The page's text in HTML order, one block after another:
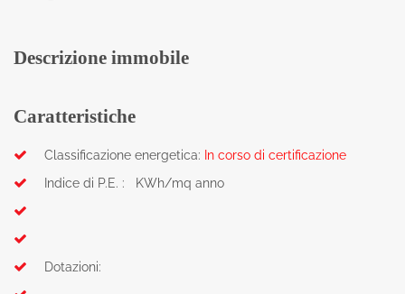
Descrizione immobile
Caratteristiche
Classificazione energetica: In corso di certificazione
Indice di P.E. : KWh/mq anno
Dotazioni: